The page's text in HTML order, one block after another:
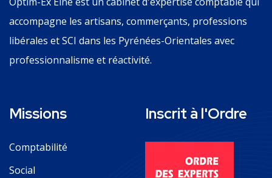
accompagne les artisans, commerçants, professions
libérales et SCI dans les Pyrénées-Orientales avec
professionnalisme et réactivité.
Missions
Comptabilité
Social
Inscrit à l'Ordre